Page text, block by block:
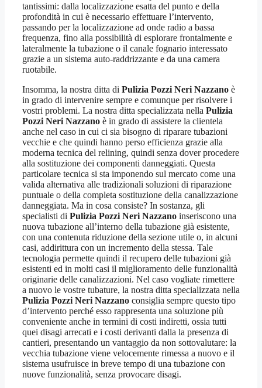
tantissimi: dalla localizzazione esatta del punto e della
profondità in cui è necessario effettuare l’intervento,
passando per la localizzazione ad onde radio a bassa
frequenza, fino alla possibilità di esplorare frontalmente e
lateralmente la tubazione o il canale fognario interessato
grazie a un sistema auto-raddrizzante e da una camera
ruotabile.
Insomma, la nostra ditta di Pulizia Pozzi Neri Nazzano è
in grado di intervenire sempre e comunque per risolvere i
vostri problemi. La nostra ditta specializzata nella Pulizia
Pozzi Neri Nazzano è in grado di assistere la clientela
anche nel caso in cui ci sia bisogno di riparare tubazioni
vecchie e che quindi hanno perso efficienza grazie alla
moderna tecnica del relining, quindi senza dover procedere
alla sostituzione dei componenti danneggiati. Questa
particolare tecnica si sta imponendo sul mercato come una
valida alternativa alle tradizionali soluzioni di riparazione
puntuale o della completa sostituzione della canalizzazione
danneggiata. Ma in cosa consiste? In sostanza, gli
specialisti di Pulizia Pozzi Neri Nazzano inseriscono una
nuova tubazione all’interno della tubazione già esistente,
con una contenuta riduzione della sezione utile o, in alcuni
casi, addirittura con un incremento della stessa. Tale
tecnologia permette quindi il recupero delle tubazioni già
esistenti ed in molti casi il miglioramento delle funzionalità
originarie delle canalizzazioni. Nel caso vogliate rimettere
a nuovo le vostre tubature, la nostra ditta specializzata nella
Pulizia Pozzi Neri Nazzano consiglia sempre questo tipo
d’intervento perché esso rappresenta una soluzione più
conveniente anche in termini di costi indiretti, ossia tutti
quei disagi arrecati e i costi derivanti dalla la presenza di
cantieri, presentando un vantaggio da non sottovalutare: la
vecchia tubazione viene velocemente rimessa a nuovo e il
sistema usufruisce in breve tempo di una tubazione con
nuove funzionalità, senza provocare disagi.